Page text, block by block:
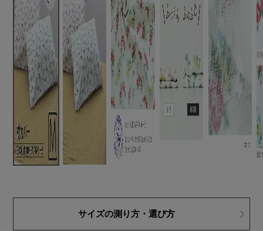
サイズの測り方・選び方